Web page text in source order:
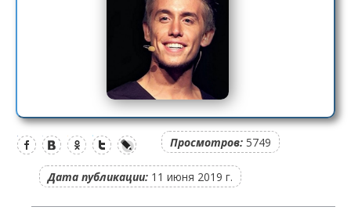
Просмотров: 5749
Дата публикации: 11 июня 2019 г.